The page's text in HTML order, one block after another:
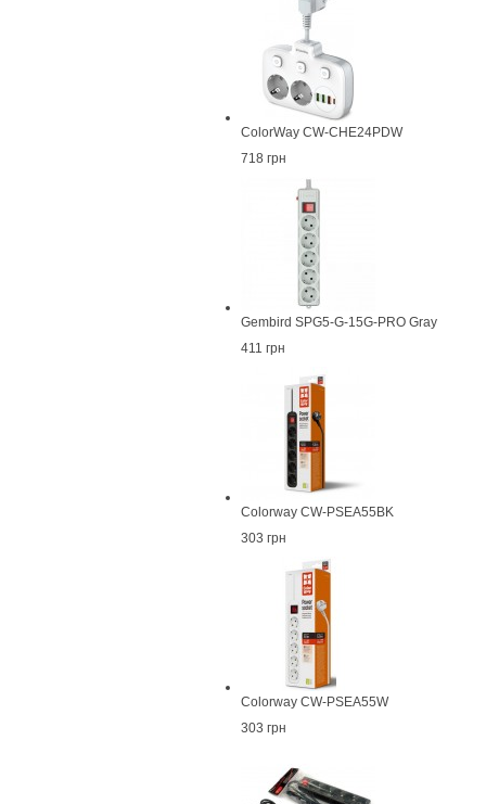
ColorWay CW-CHE24PDW
718 грн
Gembird SPG5-G-15G-PRO Gray
411 грн
Colorway CW-PSEA55BK
303 грн
Colorway CW-PSEA55W
303 грн